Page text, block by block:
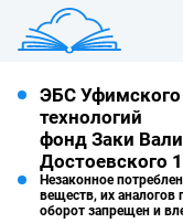
ЭБС Уфимского
технологий
фонд Заки
Достоевского
Незаконное
веществ, их
оборот запрещен и